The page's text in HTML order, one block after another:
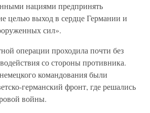
нациями предпринять
целью выход в сердце Германии и
сил».
операции проходила почти без
со стороны противника.
командования были
германский фронт, где решались
войны.